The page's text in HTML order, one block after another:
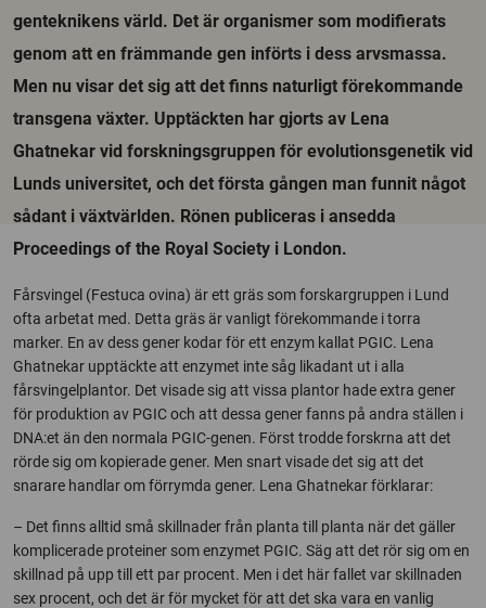
genteknikens värld. Det är organismer som modifierats
genom att en främmande gen införts i dess arvsmassa.
Men nu visar det sig att det finns naturligt förekommande
transgena växter. Upptäckten har gjorts av Lena
Ghatnekar vid forskningsgruppen för evolutionsgenetik vid
Lunds universitet, och det första gången man funnit något
sådant i växtvärlden. Rönen publiceras i ansedda
Proceedings of the Royal Society i London.
Fårsvingel (Festuca ovina) är ett gräs som forskargruppen i Lund
ofta arbetat med. Detta gräs är vanligt förekommande i torra
marker. En av dess gener kodar för ett enzym kallat PGIC. Lena
Ghatnekar upptäckte att enzymet inte såg likadant ut i alla
fårsvingelplantor. Det visade sig att vissa plantor hade extra gener
för produktion av PGIC och att dessa gener fanns på andra ställen i
DNA:et än den normala PGIC-genen. Först trodde forskrna att det
rörde sig om kopierade gener. Men snart visade det sig att det
snarare handlar om förrymda gener. Lena Ghatnekar förklarar:
– Det finns alltid små skillnader från planta till planta när det gäller
komplicerade proteiner som enzymet PGIC. Säg att det rör sig om en
skillnad på upp till ett par procent. Men i det här fallet var skillnaden
sex procent, och det är för mycket för att det ska vara en vanlig